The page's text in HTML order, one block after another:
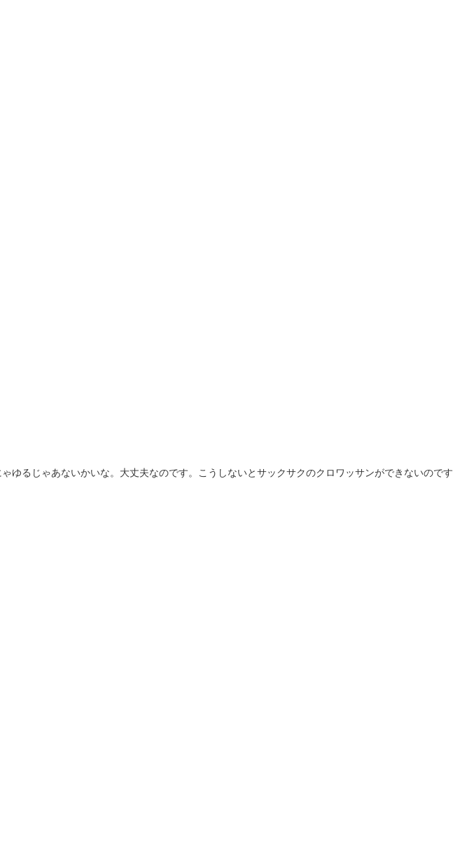
るじゃあないかいな。大丈夫なのです。こうしないとサックサクのクロワッサンができないのです